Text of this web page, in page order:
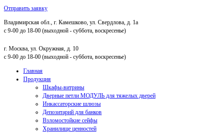
Отправить заявку
Владимирская обл., г. Камешково, ул. Свердлова, д. 1а
с 9-00 до 18-00 (выходной - суббота, воскресенье)
г. Москва, ул. Окружная, д. 10
с 9-00 до 18-00 (выходной - суббота, воскресенье)
Главная
Продукция
Шкафы-витрины
Дверные петли МОДУЛЬ для тяжелых дверей
Инкассаторские шлюзы
Депозитарий для банков
Взломостойкие сейфы
Хранилище ценностей